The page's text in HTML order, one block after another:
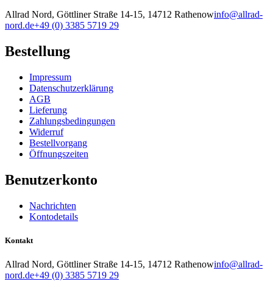
Allrad Nord, Göttliner Straße 14-15, 14712 Rathenowinfo@allrad-
nord.de+49 (0) 3385 5719 29
Bestellung
Impressum
Datenschutzerklärung
AGB
Lieferung
Zahlungsbedingungen
Widerruf
Bestellvorgang
Öffnungszeiten
Benutzerkonto
Nachrichten
Kontodetails
Kontakt
Allrad Nord, Göttliner Straße 14-15, 14712 Rathenowinfo@allrad-
nord.de+49 (0) 3385 5719 29